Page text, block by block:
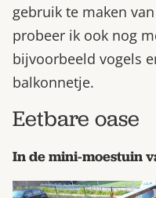
gebruik te maken
probeer ik ook nog
bijvoorbeeld vogels
balkonnetje.
Eetbare oase
In de mini-moestuin